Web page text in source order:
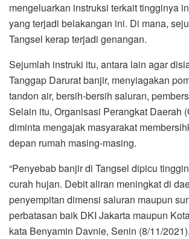
mengeluarkan instruksi terkait tingginya
yang terjadi belakangan ini. Di mana,
Tangsel kerap terjadi genangan.
Sejumlah instruki itu, antara lain agar
Tanggap Darurat banjir, menyiagakan
tandon air, bersih-bersih saluran,
Selain itu, Organisasi Perangkat Daerah
diminta mengajak masyarakat
depan rumah masing-masing.
“Penyebab banjir di Tangsel dipicu
curah hujan. Debit aliran meningkat di
penyempitan dimensi saluran maupun
perbatasan baik DKI Jakarta maupun
kata Benyamin Davnie, Senin (8/11/2021).